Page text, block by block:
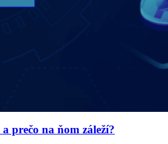
prečo na ňom záleží?